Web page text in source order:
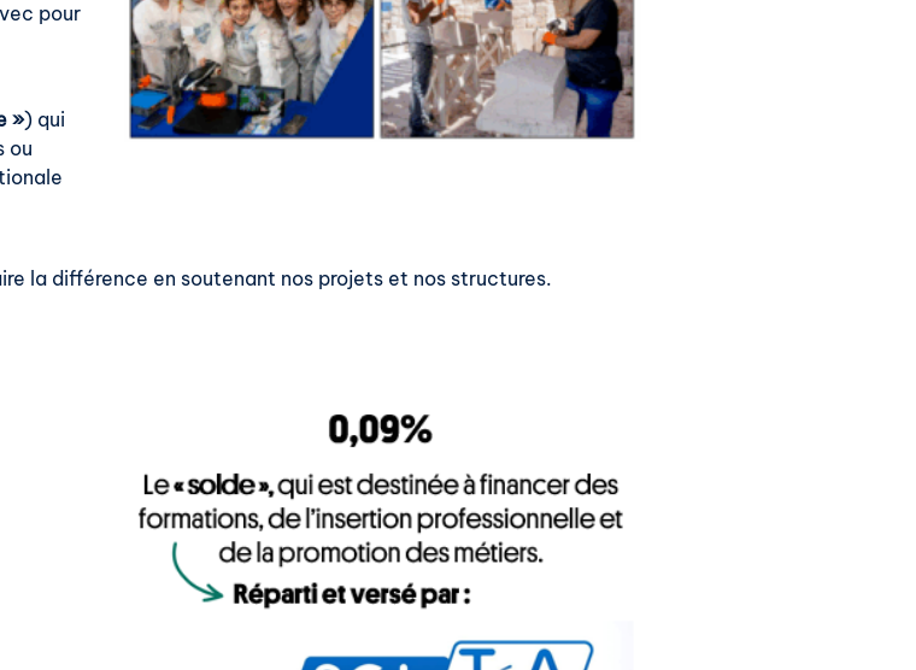
pour
») qui
ou
la différence en soutenant nos projets et nos structures.